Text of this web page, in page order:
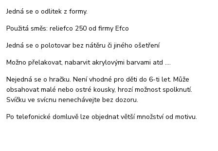
Jedná se o odlitek z formy.
Použitá směs: reliefco 250 od firmy Efco
Jedná se o polotovar bez nátěru či jiného ošetření
Možno přelakovat, nabarvit akrylovými barvami atd ....
Nejedná se o hračku. Není vhodné pro děti do 6-ti let. Může
obsahovat malé nebo ostré kousky, hrozí možnost spolknutí.
Svíčku ve svícnu nenechávejte bez dozoru.
Po telefonické domluvě lze objednat větší množství od motivu.